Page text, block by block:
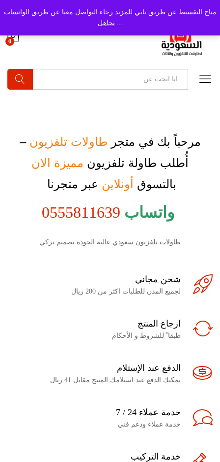
متاح التقسيط عن طريق تابي للمزيد رجاء التواصل معنا عن طريق الواتساب
...تجاهل
0
مرحباً بك في متجر طاولات تلفزيون –
أُطلب طاولة تلفزيون مميزة الان
بالتسوق أونلاين عبر متجرنا
واتساب
طاولات تلفزيون سعودي عالية الجودة تصميم تركي
شحن مجاني
لجميع المدن للطلبات اكثر من 200 ريال
ارجاع المنتج
طبقا ً للشروط و الأحكام
الدفع عند الإستلام
يمكنك الدفع عند استلامك المنتج مقابل 41 ريال
خدمة عملاء 24 / 7
خدمة عملاء ودعم فني
خدمة التركيب